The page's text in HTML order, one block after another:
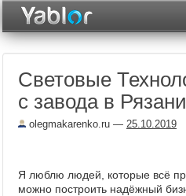
Месяц
Световые
с завода в Рязани
olegmakarenko.ru — 25.10.2019
Я люблю людей, которые всё
можно построить надёжный